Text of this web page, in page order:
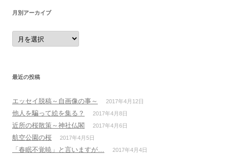
月別アーカイブ
月
別
ア
ブ
最近の投稿
エッセイ脱稿～自画像の事～ 2017年4月12日
他人を騙って絵を集る？ 2017年4月8日
近所の桜散策～神社仏閣 2017年4月6日
航空公園の桜 2017年4月5日
「春眠不覚暁」と言いますが… 2017年4月4日